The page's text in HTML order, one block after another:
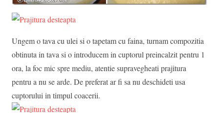
Ungem o tava cu ulei si o tapetam cu faina, turnam compozitia
obtinuta in tava si o introducem in cuptorul preincalzit pentru 1
ora, la foc mic spre mediu, atentie supravegheati prajitura
pentru a nu se arde. De preferat ar fi sa nu deschideti usa
cuptorului in timpul coacerii.